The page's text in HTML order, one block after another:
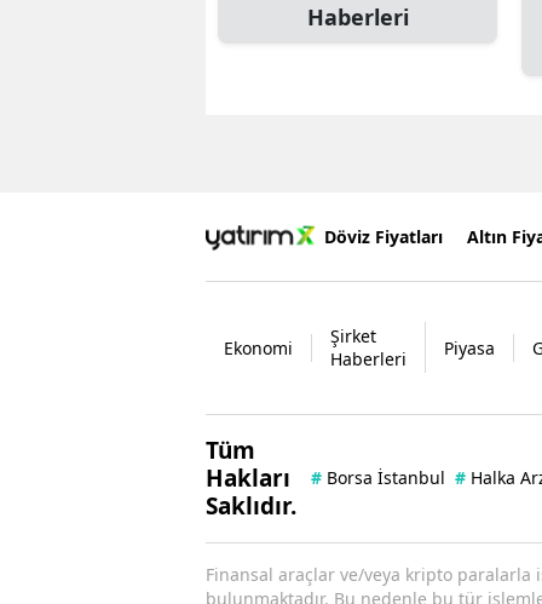
Haberleri
Döviz Fiyatları Altın
Ekonomi
Şirket
Haberleri
Piyasa
Tüm
Hakları
Saklıdır.
# Borsa İstanbul # Halka
Finansal araçlar ve/veya kripto paralarla
bulunmaktadır. Bu nedenle bu tür